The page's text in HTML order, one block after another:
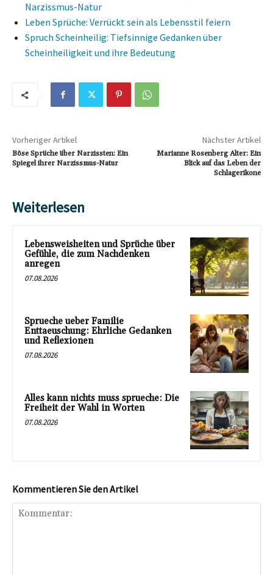
Narzissmus-Natur
Leben Sprüche: Verrückt sein als Lebensstil feiern
Spruch Scheinheilig: Tiefsinnige Gedanken über
Scheinheiligkeit und ihre Bedeutung
Vorheriger Artikel
Böse Sprüche über Narzissten: Ein
Spiegel ihrer Narzissmus-Natur
Nächster Artikel
Marianne Rosenberg Alter: Ein
Blick auf das Leben der
Schlagerikone
Weiterlesen
Lebensweisheiten und Sprüche über
Gefühle, die zum Nachdenken
anregen
07.08.2026
Sprueche ueber Familie
Enttaeuschung: Ehrliche Gedanken
und Reflexionen
07.08.2026
Alles kann nichts muss sprueche: Die
Freiheit der Wahl in Worten
07.08.2026
Kommentieren Sie den Artikel